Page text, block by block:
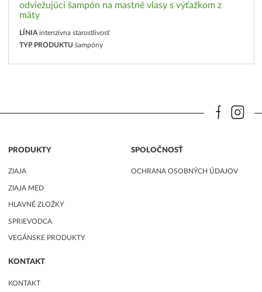
odviežujúci šampón na mastné vlasy s výťažkom z
mäty
LÍNIA intenzívna starostlivosť
TYP PRODUKTU šampóny
PRODUKTY
ZIAJA
ZIAJA MED
HLAVNÉ ZLOŽKY
SPRIEVODCA
VEGÁNSKE PRODUKTY
SPOLOČNOSŤ
OCHRANA OSOBNÝCH ÚDAJOV
KONTAKT
KONTAKT